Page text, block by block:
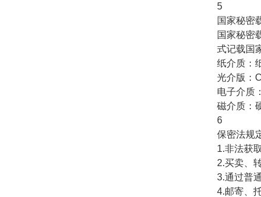
5
国家秘密
国家秘密
式记载国
纸介质：
光介版：
电子介质
磁介质：
6
保密法规
1.非法获
2.买卖、
3.通过普
4.邮寄、